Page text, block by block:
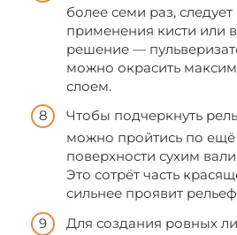
более семи раз,
применения кисти или
решение —
можно окрасить
слоем.
Чтобы подчеркнуть
можно пройтись по
поверхности сухим
Это сотрёт часть
сильнее проявит
Для создания ровных